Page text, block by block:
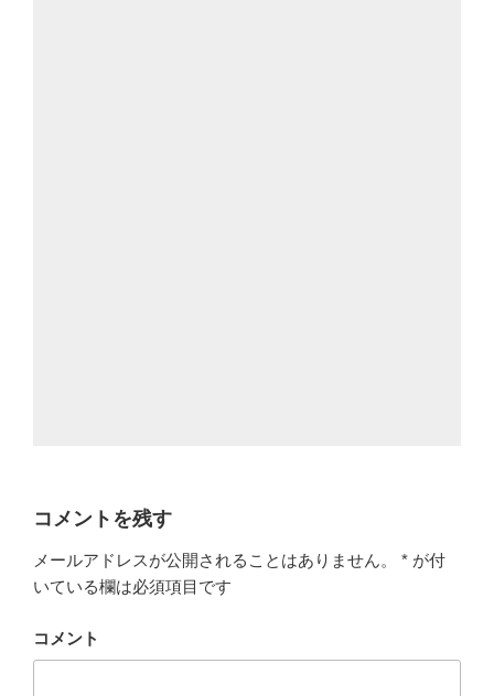
コメントを残す
メールアドレスが公開されることはありません。 * が付
いている欄は必須項目です
コメント